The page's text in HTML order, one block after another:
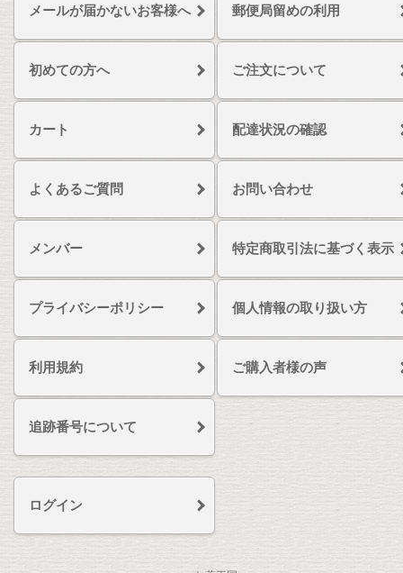
メールが届かないお客様へ 郵便局留めの利用
初めての方へ ご注文について
カート 配達状況の確認
よくあるご質問 お問い合わせ
メンバー 特定商取引法に基づく表示
プライバシーポリシー 個人情報の取り扱い方
利用規約 ご購入者様の声
追跡番号について
ログイン